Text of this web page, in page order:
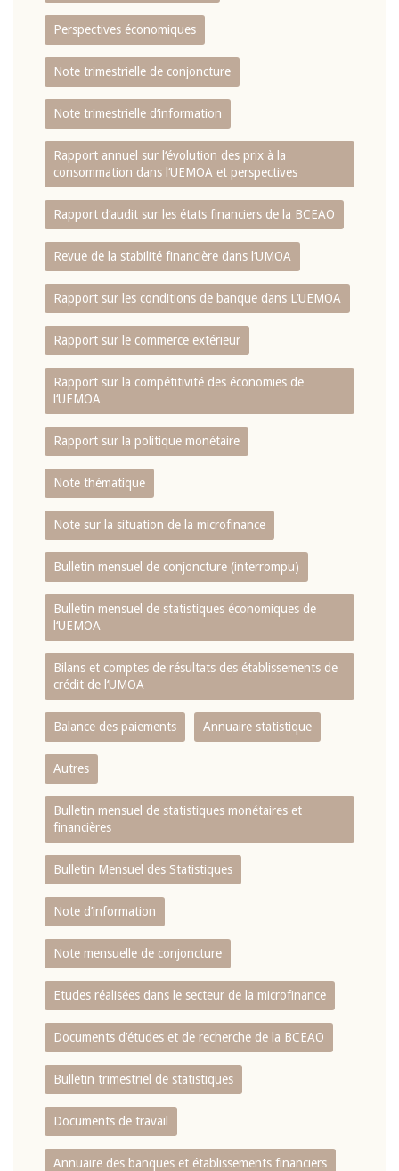
Perspectives économiques
Note trimestrielle de conjoncture
Note trimestrielle d‘information
Rapport annuel sur l‘évolution des prix à la
consommation dans l‘UEMOA et perspectives
Rapport d‘audit sur les états financiers de la BCEAO
Revue de la stabilité financière dans l‘UMOA
Rapport sur les conditions de banque dans L‘UEMOA
Rapport sur le commerce extérieur
Rapport sur la compétitivité des économies de
l‘UEMOA
Rapport sur la politique monétaire
Note thématique
Note sur la situation de la microfinance
Bulletin mensuel de conjoncture (interrompu)
Bulletin mensuel de statistiques économiques de
l‘UEMOA
Bilans et comptes de résultats des établissements de
crédit de l‘UMOA
Balance des paiements Annuaire statistique
Autres
Bulletin mensuel de statistiques monétaires et
financières
Bulletin Mensuel des Statistiques
Note d’information
Note mensuelle de conjoncture
Etudes réalisées dans le secteur de la microfinance
Documents d’études et de recherche de la BCEAO
Bulletin trimestriel de statistiques
Documents de travail
Annuaire des banques et établissements financiers